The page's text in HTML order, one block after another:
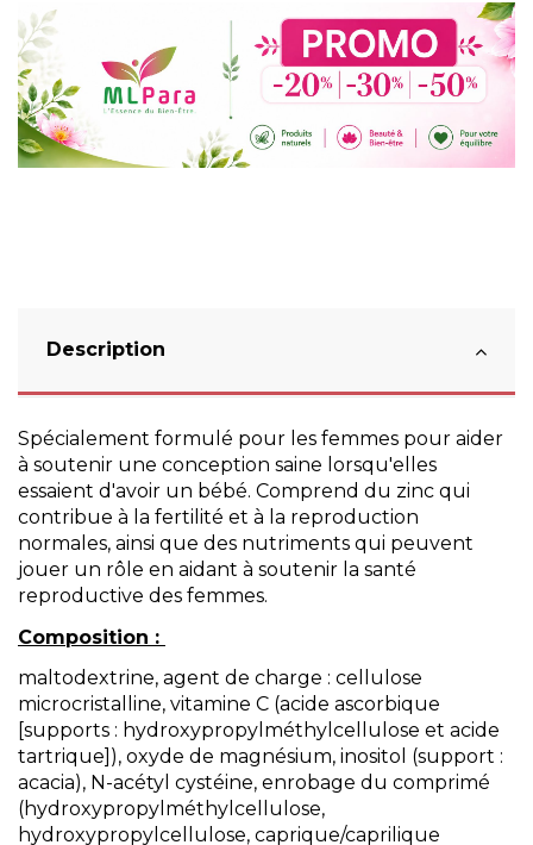
Description
Spécialement formulé pour les femmes pour aider
à soutenir une conception saine lorsqu'elles
essaient d'avoir un bébé. Comprend du zinc qui
contribue à la fertilité et à la reproduction
normales, ainsi que des nutriments qui peuvent
jouer un rôle en aidant à soutenir la santé
reproductive des femmes.
Composition :
maltodextrine, agent de charge : cellulose
microcristalline, vitamine C (acide ascorbique
[supports : hydroxypropylméthylcellulose et acide
tartrique]), oxyde de magnésium, inositol (support :
acacia), N-acétyl cystéine, enrobage du comprimé
(hydroxypropylméthylcellulose,
hydroxypropylcellulose, caprique/caprilique